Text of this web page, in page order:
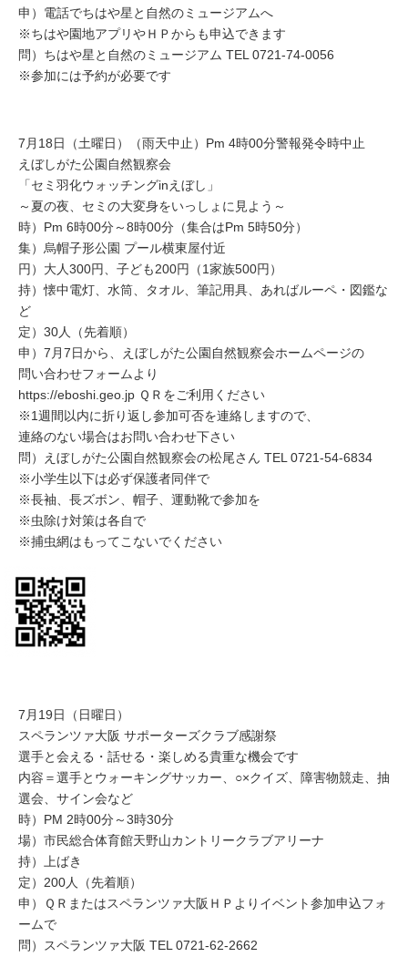
申）電話でちはや星と自然のミュージアムへ
※ちはや園地アプリやＨＰからも申込できます
問）ちはや星と自然のミュージアム TEL 0721-74-0056
※参加には予約が必要です
7月18日（土曜日）（雨天中止）Pm 4時00分警報発令時中止
えぼしがた公園自然観察会
「セミ羽化ウォッチングinえぼし」
～夏の夜、セミの大変身をいっしょに見よう～
時）Pm 6時00分～8時00分（集合はPm 5時50分）
集）烏帽子形公園 プール横東屋付近
円）大人300円、子ども200円（1家族500円）
持）懐中電灯、水筒、タオル、筆記用具、あればルーペ・図鑑な
ど
定）30人（先着順）
申）7月7日から、えぼしがた公園自然観察会ホームページの
問い合わせフォームより
https://eboshi.geo.jp ＱＲをご利用ください
※1週間以内に折り返し参加可否を連絡しますので、
連絡のない場合はお問い合わせ下さい
問）えぼしがた公園自然観察会の松尾さん TEL 0721-54-6834
※小学生以下は必ず保護者同伴で
※長袖、長ズボン、帽子、運動靴で参加を
※虫除け対策は各自で
※捕虫網はもってこないでください
7月19日（日曜日）
スペランツァ大阪 サポーターズクラブ感謝祭
選手と会える・話せる・楽しめる貴重な機会です
内容＝選手とウォーキングサッカー、○×クイズ、障害物競走、抽
選会、サイン会など
時）PM 2時00分～3時30分
場）市民総合体育館天野山カントリークラブアリーナ
持）上ばき
定）200人（先着順）
申）ＱＲまたはスペランツァ大阪ＨＰよりイベント参加申込フォ
ームで
問）スペランツァ大阪 TEL 0721-62-2662